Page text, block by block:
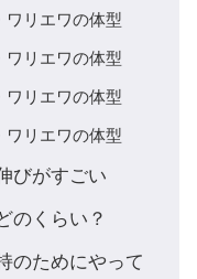
ワリエワの体型
ワリエワの体型
ワリエワの体型
ワリエワの体型
びがすごい
のくらい？
のためにやって